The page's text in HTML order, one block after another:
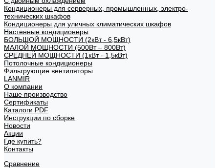
Кондиционеры для серверных, промышленных, электро-
технических шкафов
Кондиционеры для уличных климатических шкафов
Настенные кондиционеры
БОЛЬШОЙ МОЩНОСТИ (2кВт - 6,5кВт)
МАЛОЙ МОЩНОСТИ (500Вт – 800Вт)
СРЕДНЕЙ МОЩНОСТИ (1кВт - 1,5кВт)
Потолочные кондиционеры
Фильтрующие вентиляторы
LANMIR
О компании
Наше производство
Сертификаты
Каталоги PDF
Инструкции по сборке
Новости
Акции
Где купить?
Контакты
Сравнение